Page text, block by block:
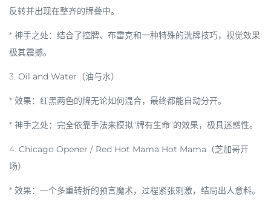
反转并出现在整齐的牌叠中。
* 神手之处：结合了控牌、布雷克和一种特殊的洗牌技巧，视觉效果
极其震撼。
3. Oil and Water（油与水）
* 效果：红黑两色的牌无论如何混合，最终都能自动分开。
* 神手之处：完全依靠手法来模拟“牌有生命”的效果，极具迷惑性。
4. Chicago Opener / Red Hot Mama Hot Mama（芝加哥开
场）
* 效果：一个多重转折的预言魔术，过程紧张刺激，结局出人意料。